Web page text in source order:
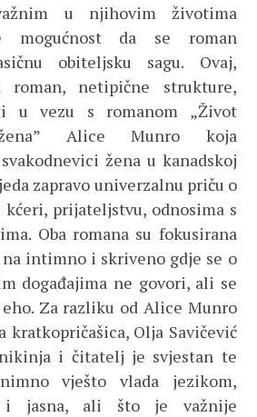
u njihovim životima
mogućnost da se roman
obiteljsku sagu. Ovaj,
roman, netipične strukture,
u vezu s romanom „Život
Alice Munro koja
žena u kanadskoj
zapravo univerzalnu priču o
prijateljstvu, odnosima s
Oba romana su fokusirana
na intimno i skriveno gdje se o
događajima ne govori, ali se
Za razliku od Alice Munro
kratkopričašica, Olja Savičević
i čitatelj je svjestan te
vješto vlada jezikom,
i jasna, ali što je važnije